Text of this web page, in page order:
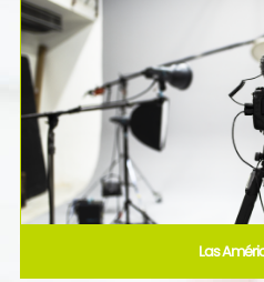
Las